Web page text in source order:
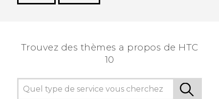
Trouvez des thèmes a propos de HTC
10